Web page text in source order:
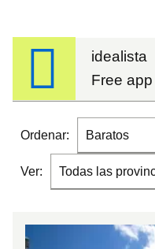
idealista
Free app
Ordenar: Baratos
Ver: Todas las